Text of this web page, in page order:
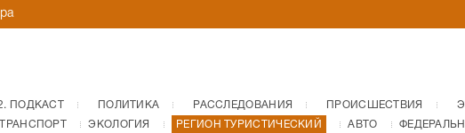
ПОДКАСТ ПОЛИТИКА РАССЛЕДОВАНИЯ ПРОИСШЕСТВИЯ
ТРАНСПОРТ ЭКОЛОГИЯ РЕГИОН ТУРИСТИЧЕСКИЙ АВТО